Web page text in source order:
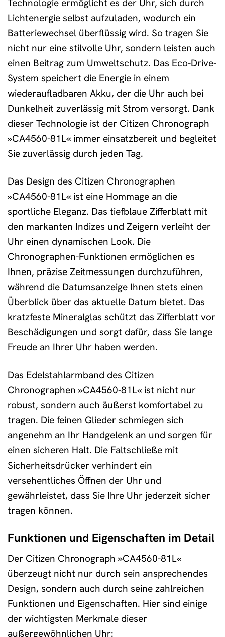
Technologie ermöglicht es der Uhr, sich durch
Lichtenergie selbst aufzuladen, wodurch ein
Batteriewechsel überflüssig wird. So tragen Sie
nicht nur eine stilvolle Uhr, sondern leisten auch
einen Beitrag zum Umweltschutz. Das Eco-Drive-
System speichert die Energie in einem
wiederaufladbaren Akku, der die Uhr auch bei
Dunkelheit zuverlässig mit Strom versorgt. Dank
dieser Technologie ist der Citizen Chronograph
»CA4560-81L« immer einsatzbereit und begleitet
Sie zuverlässig durch jeden Tag.
Das Design des Citizen Chronographen
»CA4560-81L« ist eine Hommage an die
sportliche Eleganz. Das tiefblaue Zifferblatt mit
den markanten Indizes und Zeigern verleiht der
Uhr einen dynamischen Look. Die
Chronographen-Funktionen ermöglichen es
Ihnen, präzise Zeitmessungen durchzuführen,
während die Datumsanzeige Ihnen stets einen
Überblick über das aktuelle Datum bietet. Das
kratzfeste Mineralglas schützt das Zifferblatt vor
Beschädigungen und sorgt dafür, dass Sie lange
Freude an Ihrer Uhr haben werden.
Das Edelstahlarmband des Citizen
Chronographen »CA4560-81L« ist nicht nur
robust, sondern auch äußerst komfortabel zu
tragen. Die feinen Glieder schmiegen sich
angenehm an Ihr Handgelenk an und sorgen für
einen sicheren Halt. Die Faltschließe mit
Sicherheitsdrücker verhindert ein
versehentliches Öffnen der Uhr und
gewährleistet, dass Sie Ihre Uhr jederzeit sicher
tragen können.
Funktionen und Eigenschaften im Detail
Der Citizen Chronograph »CA4560-81L«
überzeugt nicht nur durch sein ansprechendes
Design, sondern auch durch seine zahlreichen
Funktionen und Eigenschaften. Hier sind einige
der wichtigsten Merkmale dieser
außergewöhnlichen Uhr: